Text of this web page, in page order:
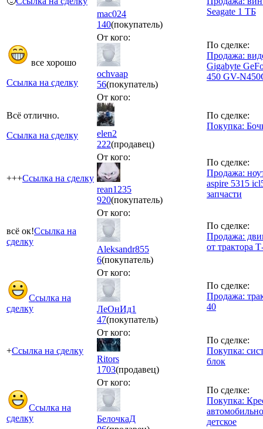
mac024
140(покупатель)
Seagate 1 ТБ
все хорошо
Ссылка на сделку
От кого:
ochvaap
56(покупатель)
По сделке:
Продажа:
Gigabyte
450 GV-
Всё отлично.
Ссылка на сделку
От кого:
elen2
222(продавец)
По сделке:
Покупка:
+++Ссылка на сделку
От кого:
rean1235
920(покупатель)
По сделке:
Продажа:
aspire 5315
запчасти
всё ок!Ссылка на
сделку
От кого:
Aleksandr855
6(покупатель)
По сделке:
Продажа:
от трактора
Ссылка на
сделку
От кого:
ЛеОнИд1
47(покупатель)
По сделке:
Продажа:
40
+Ссылка на сделку
От кого:
Ritors
1703(продавец)
По сделке:
Покупка:
блок
Ссылка на
сделку
От кого:
БелочкаД
По сделке:
Покупка:
детское